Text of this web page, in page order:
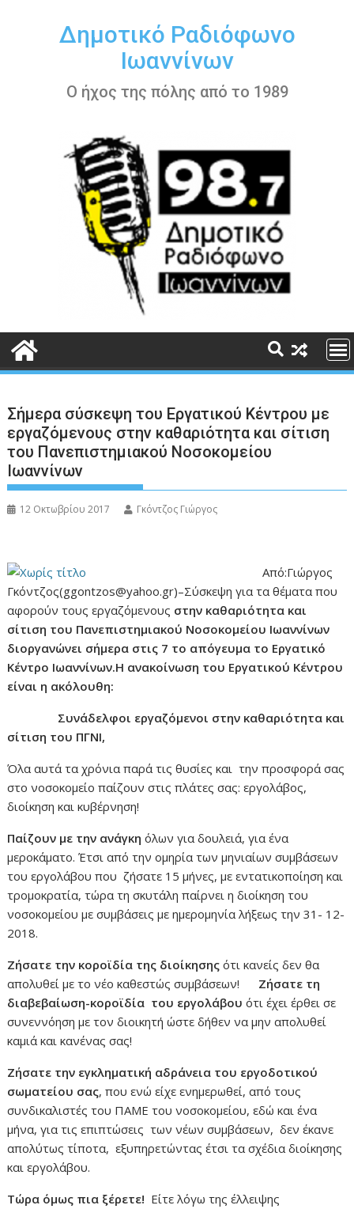
περιεχόμενοΔημοτικό Ραδιόφωνο
Ιωαννίνων
Ο ήχος της πόλης από το 1989
Σήμερα σύσκεψη του Εργατικού Κέντρου με
εργαζόμενους στην καθαριότητα και σίτιση
του Πανεπιστημιακού Νοσοκομείου
Ιωαννίνων
12 Οκτωβρίου 2017 Γκόντζος Γιώργος
Από:Γιώργος
Γκόντζος(ggontzos@yahoo.gr)–Σύσκεψη για τα θέματα που
αφορούν τους εργαζόμενους στην καθαριότητα και
σίτιση του Πανεπιστημιακού Νοσοκομείου Ιωαννίνων
διοργανώνει σήμερα στις 7 το απόγευμα το Εργατικό
Κέντρο Ιωαννίνων.Η ανακοίνωση του Εργατικού Κέντρου
είναι η ακόλουθη:
Συνάδελφοι εργαζόμενοι στην καθαριότητα και
σίτιση του ΠΓΝΙ,
Όλα αυτά τα χρόνια παρά τις θυσίες και την προσφορά σας
στο νοσοκομείο παίζουν στις πλάτες σας: εργολάβος,
διοίκηση και κυβέρνηση!
Παίζουν με την ανάγκηόλων για δουλειά, για ένα
μεροκάματο. Έτσι από την ομηρία των μηνιαίων συμβάσεων
του εργολάβου που ζήσατε 15 μήνες, με εντατικοποίηση και
τρομοκρατία, τώρα τη σκυτάλη παίρνει η διοίκηση του
νοσοκομείου με συμβάσεις με ημερομηνία λήξεως την 31- 12-
2018.
Ζήσατε την κοροϊδία της διοίκησης ότι κανείς δεν θα
απολυθεί με το νέο καθεστώς συμβάσεων! Ζήσατε τη
διαβεβαίωση-κοροϊδία του εργολάβου ότι έχει έρθει σε
συνεννόηση με τον διοικητή ώστε δήθεν να μην απολυθεί
καμιά και κανένας σας!
Ζήσατε την εγκληματική αδράνεια του εργοδοτικού
σωματείου σας, που ενώ είχε ενημερωθεί, από τους
συνδικαλιστές του ΠΑΜΕ του νοσοκομείου, εδώ και ένα
μήνα, για τις επιπτώσεις των νέων συμβάσεων, δεν έκανε
απολύτως τίποτα, εξυπηρετώντας έτσι τα σχέδια διοίκησης
και εργολάβου.
Τώρα όμως πια ξέρετε! Είτε λόγω της έλλειψης